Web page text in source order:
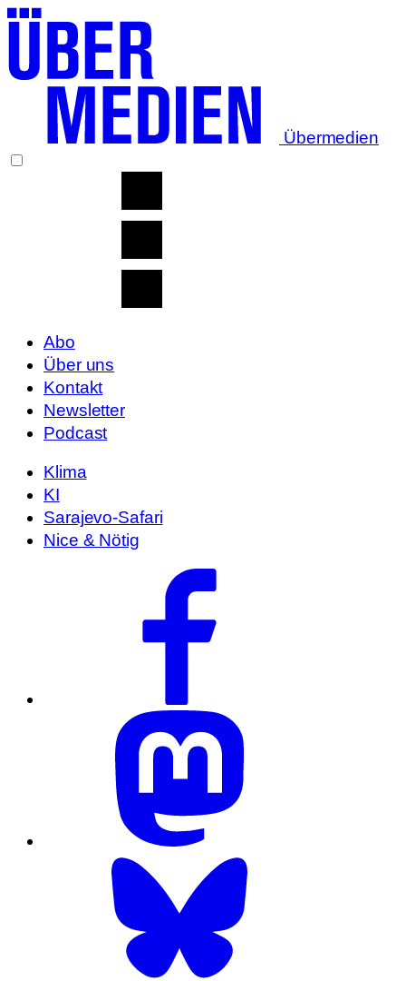
Übermedien
Abo
Über uns
Kontakt
Newsletter
Podcast
Klima
KI
Sarajevo-Safari
Nice & Nötig